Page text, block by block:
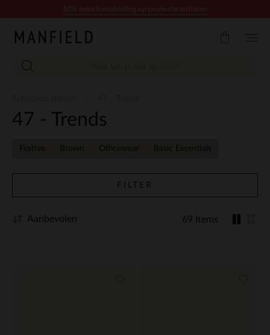
47 - Trends
Festive Brown Officewear Basic Essentials
FILTER
69 Items
Aanbevolen